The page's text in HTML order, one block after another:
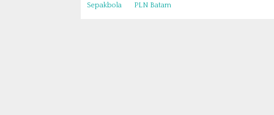
Sepakbola PLN Batam